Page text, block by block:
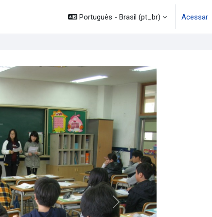
Português - Brasil ‎(pt_br)‎ Acessar
Próximo